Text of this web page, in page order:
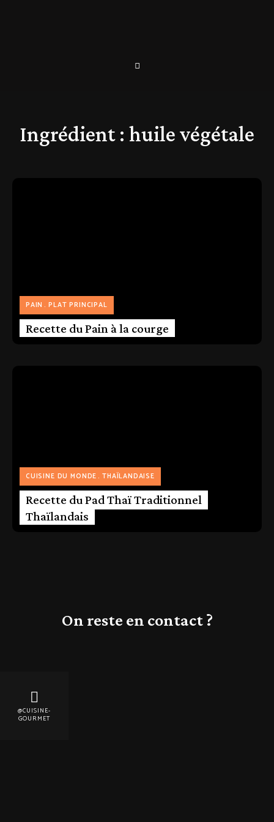
Ingrédient : huile végétale
PAIN PLAT PRINCIPAL
Recette du Pain à la courge
CUISINE DU MONDE THAÏLANDAISE
Recette du Pad Thaï Traditionnel
Thaïlandais
On reste en contact ?
@CUISINE-
GOURMET